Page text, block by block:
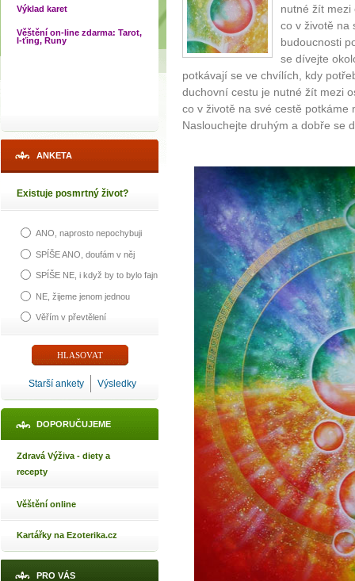
Výklad karet
Věštění on-line zdarma: Tarot,
I-ťing, Runy
ANKETA
Existuje posmrtný život?
ANO, naprosto nepochybuji
SPÍŠE ANO, doufám v něj
SPÍŠE NE, i když by to bylo fajn
NE, žijeme jenom jednou
Věřím v převtělení
Starší ankety Výsledky
DOPORUČUJEME
Zdravá Výživa - diety a
recepty
Věštění online
Kartářky na Ezoterika.cz
PRO VÁS
nutné žít mezi
co v životě na
budoucnosti
se dívejte
potkávají se ve chvílích, kdy
duchovní cestu je nutné žít mezi
co v životě na své cestě
Naslouchejte druhým a dobře se